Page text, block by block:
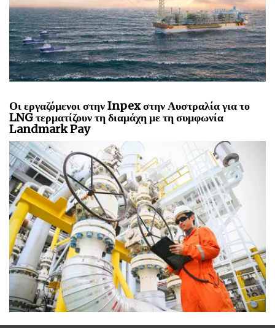
Οι εργαζόμενοι στην Inpex στην Αυστραλία για το
LNG τερματίζουν τη διαμάχη με τη συμφωνία
Landmark Pay